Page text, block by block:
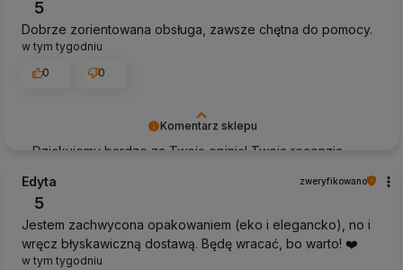
Komentarz sklepu
Dziękujemy bardzo za Twoją opinię! Twoja recenzja
właściwym torze :) Z pozdrowieniami, obsługa sklepu.
5
Dobrze zorientowana obsługa, zawsze chętna do pomocy.
w tym tygodniu
0
0
Edyta zweryfikowano
5
Jestem zachwycona opakowaniem (eko i elegancko), no i
wręcz błyskawiczną dostawą. Będę wracać, bo warto! ❤️
w tym tygodniu